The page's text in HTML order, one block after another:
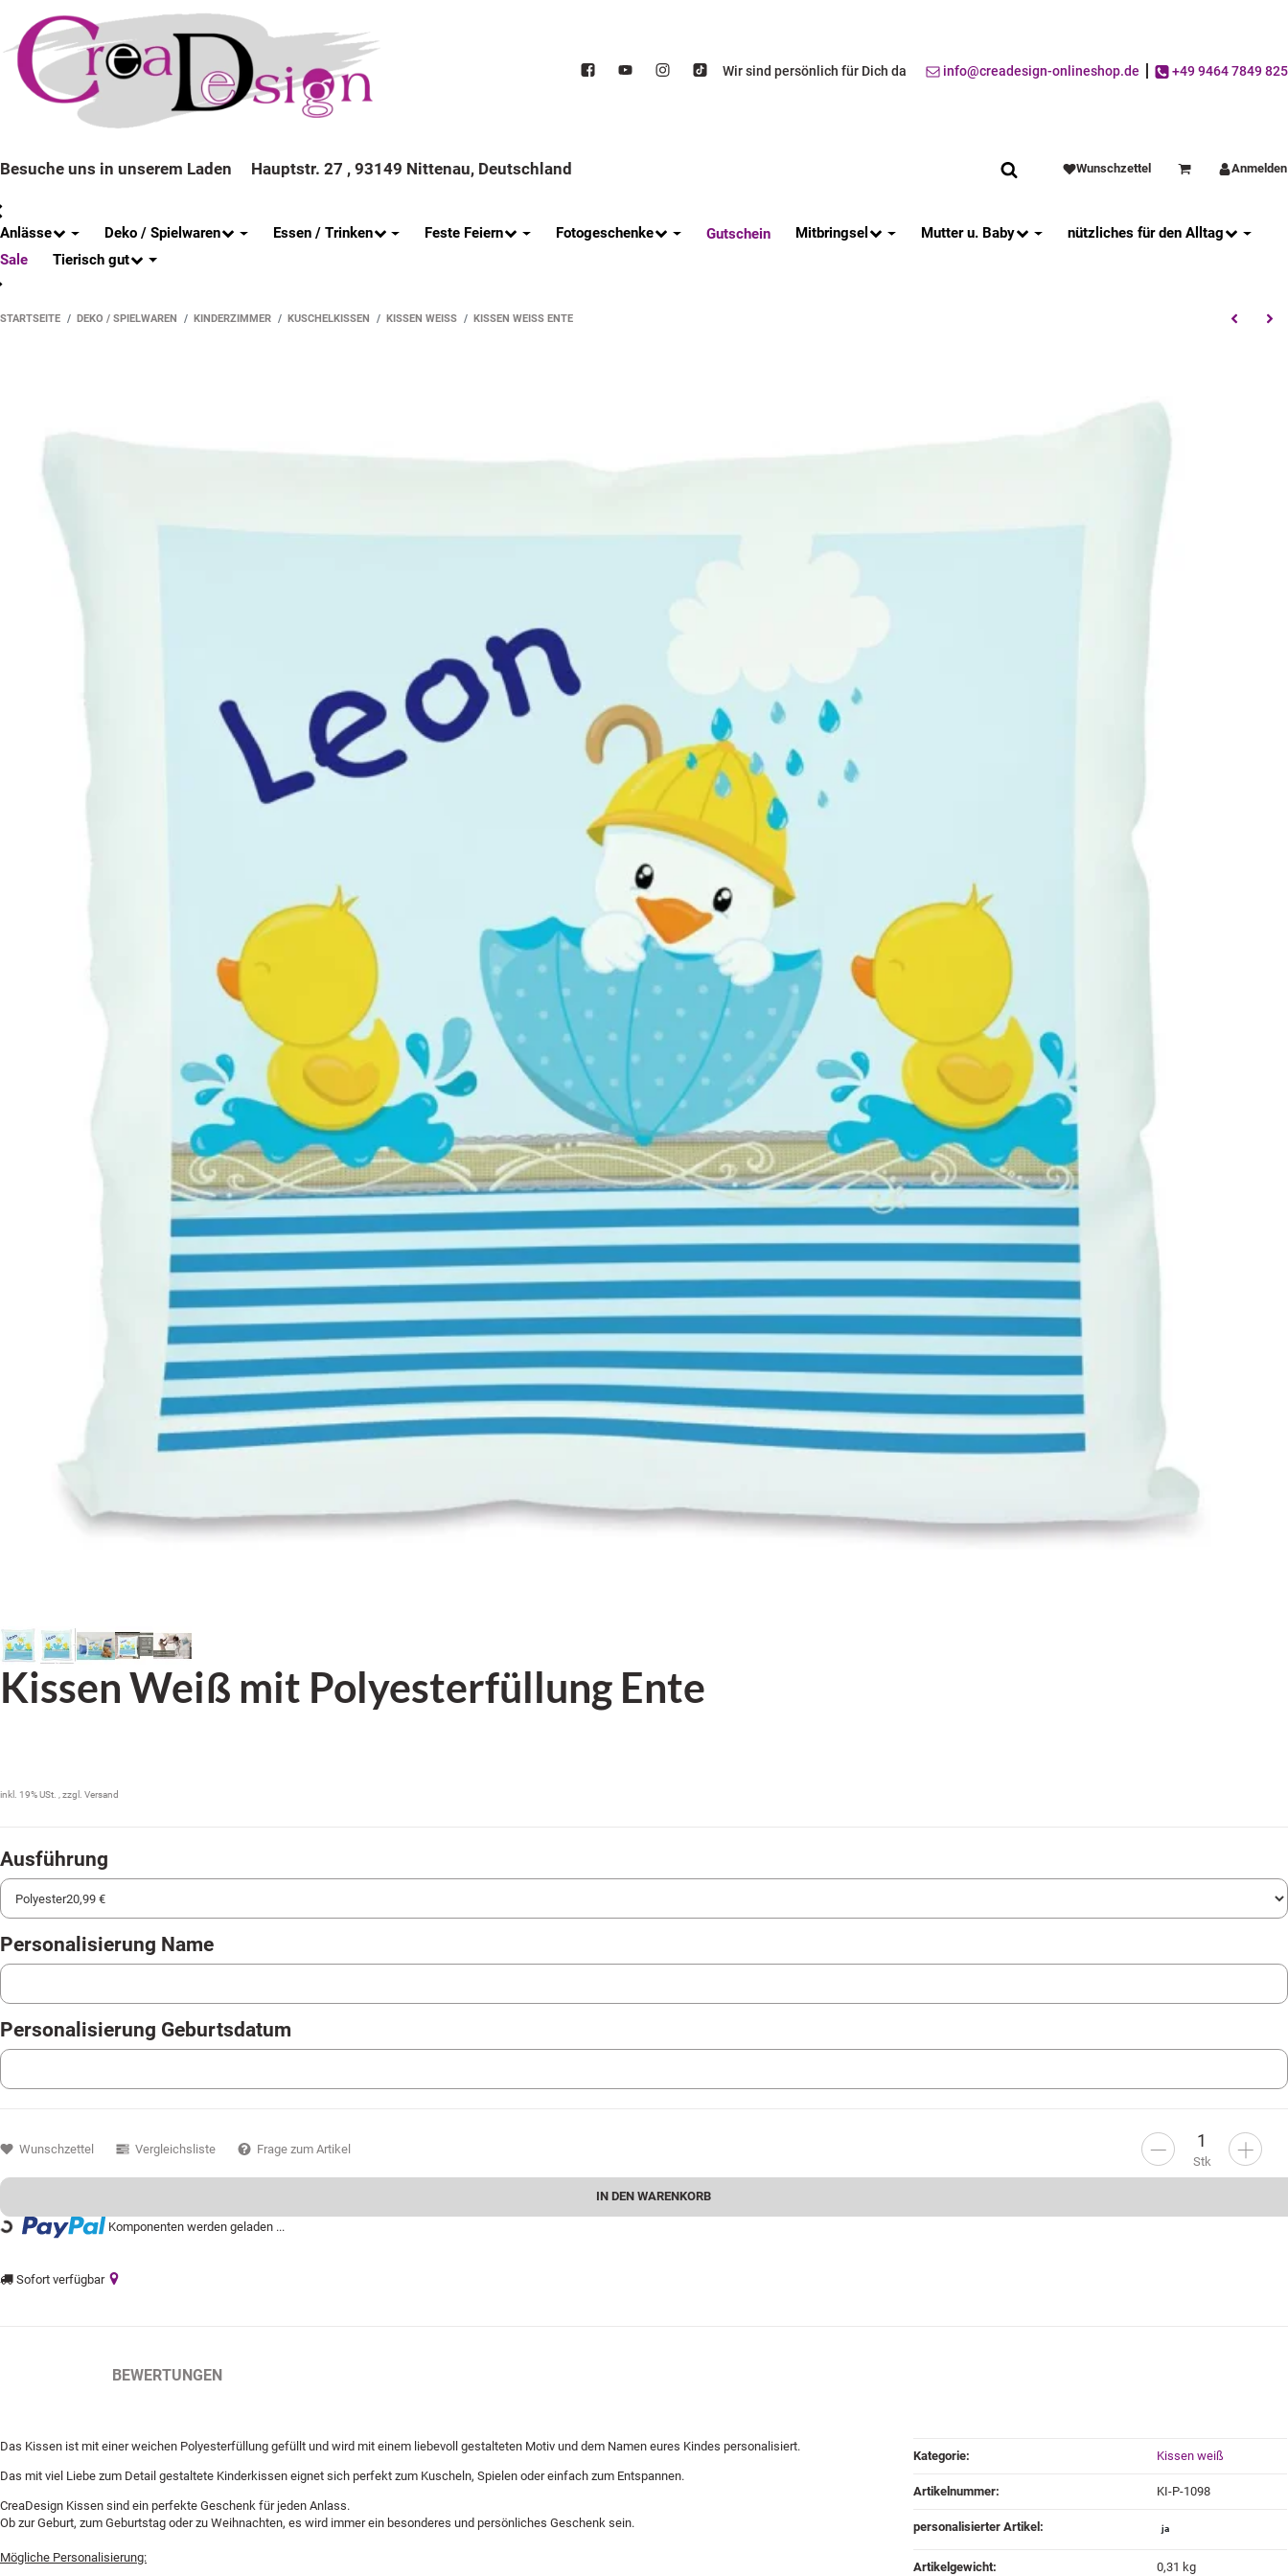
Wir sind persönlich für Dich da info@creadesign-onlineshop.de +49 9464 7849 825
Besuche uns in unserem Laden Hauptstr. 27 , 93149 Nittenau, Deutschland Wunschzettel WarenkorbAnmelden
Anlässe Deko / Spielwaren Essen / Trinken Feste Feiern Fotogeschenke Gutschein Mitbringsel Mutter u. Baby
nützliches für den Alltag
Sale
Tierisch gut
STARTSEITE DEKO / SPIELWAREN KINDERZIMMER KUSCHELKISSEN KISSEN WEISS KISSEN WEISS ENTE
Kissen Weiß mit Polyesterfüllung Ente
inkl. 19% USt. , zzgl. Versand
Ausführung
Personalisierung Name
Personalisierung Name
Personalisierung Geburtsdatum
Personalisierung Geburtsdatum
Stk
IN DEN WARENKORB
Komponenten werden geladen ...
Sofort verfügbar
Wunschzettel Vergleichsliste Frage zum Artikel
BEWERTUNGEN
Das Kissen ist mit einer weichen Polyesterfüllung gefüllt und wird mit einem liebevoll gestalteten Motiv und dem Namen eures Kindes personalisiert.
Das mit viel Liebe zum Detail gestaltete Kinderkissen eignet sich perfekt zum Kuscheln, Spielen oder einfach zum Entspannen.
CreaDesign Kissen sind ein perfekte Geschenk für jeden Anlass.
Ob zur Geburt, zum Geburtstag oder zu Weihnachten, es wird immer ein besonderes und persönliches Geschenk sein.
Mögliche Personalisierung:
Produkteigenschaft
Wert
Kategorie: Kissen weiß
Artikelnummer: KI-P-1098
personalisierter Artikel‍: ja
Artikelgewicht‍: 0,31 kg